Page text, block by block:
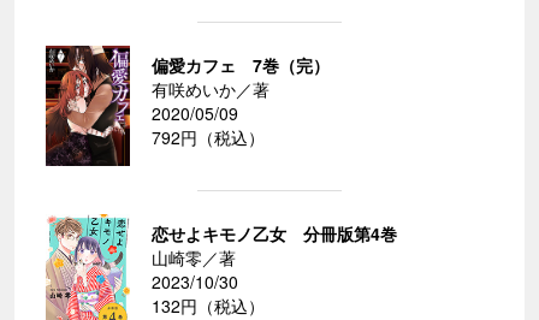
偏愛カフェ 7巻（完）
有咲めいか／著
2020/05/09
792円（税込）
恋せよキモノ乙女 分冊版第4巻
山崎零／著
2023/10/30
132円（税込）